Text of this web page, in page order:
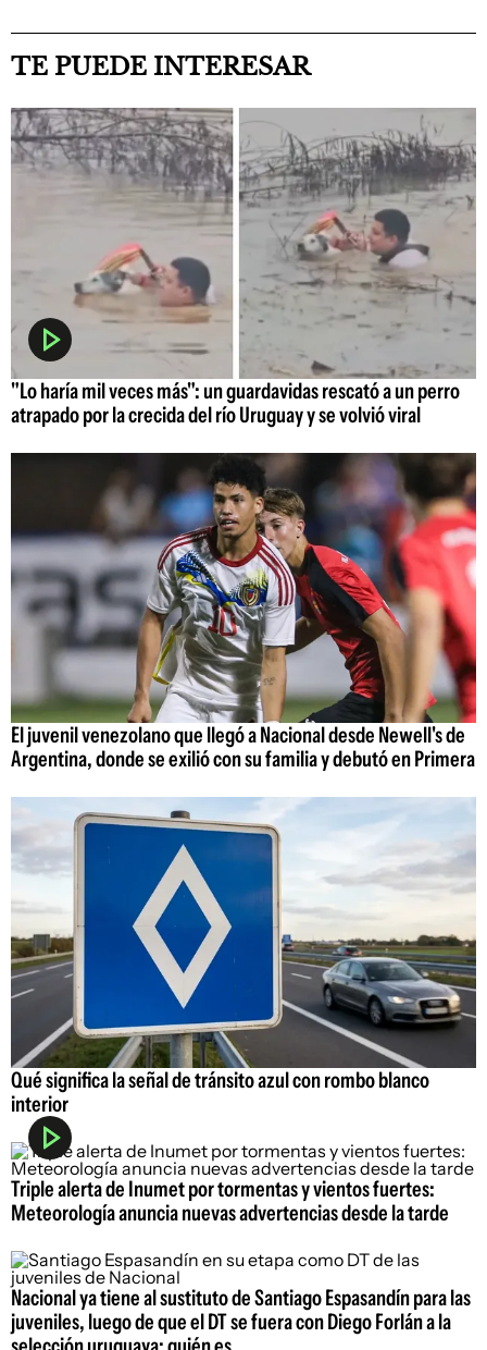
TE PUEDE INTERESAR
"Lo haría mil veces más": un guardavidas rescató a un perro
atrapado por la crecida del río Uruguay y se volvió viral
El juvenil venezolano que llegó a Nacional desde Newell's de
Argentina, donde se exilió con su familia y debutó en Primera
Qué significa la señal de tránsito azul con rombo blanco
interior
Triple alerta de Inumet por tormentas y vientos fuertes:
Meteorología anuncia nuevas advertencias desde la tarde
Nacional ya tiene al sustituto de Santiago Espasandín para las
juveniles, luego de que el DT se fuera con Diego Forlán a la